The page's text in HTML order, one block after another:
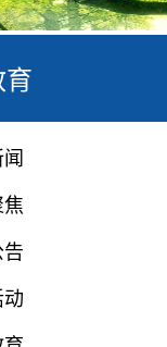
育
焦
动